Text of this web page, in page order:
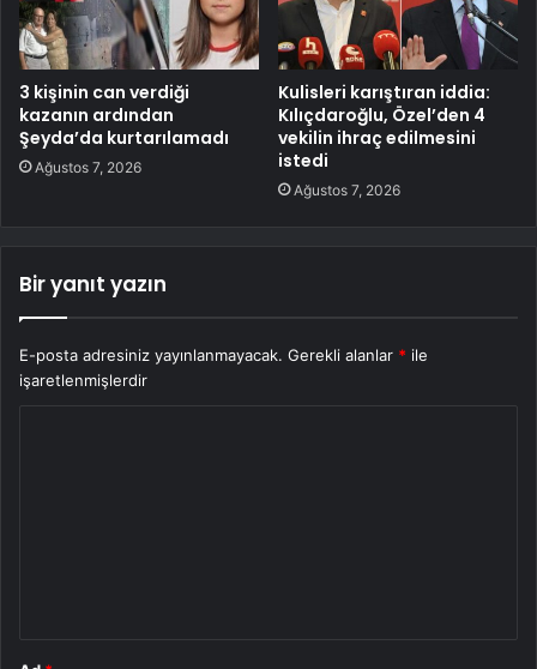
3 kişinin can verdiği
kazanın ardından
Şeyda’da kurtarılamadı
Ağustos 7, 2026
Kulisleri karıştıran iddia:
Kılıçdaroğlu, Özel’den 4
vekilin ihraç edilmesini
istedi
Ağustos 7, 2026
Bir yanıt yazın
E-posta adresiniz yayınlanmayacak. Gerekli alanlar * ile
işaretlenmişlerdir